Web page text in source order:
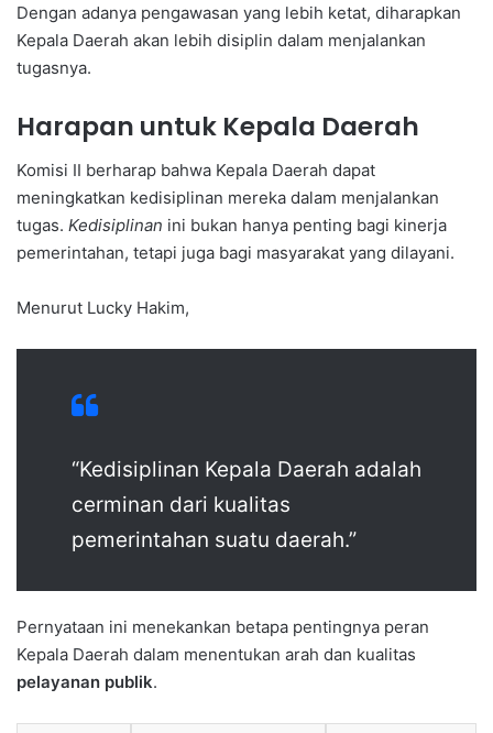
Dengan adanya pengawasan yang lebih ketat, diharapkan
Kepala Daerah akan lebih disiplin dalam menjalankan
tugasnya.
Harapan untuk Kepala Daerah
Komisi II berharap bahwa Kepala Daerah dapat
meningkatkan kedisiplinan mereka dalam menjalankan
tugas. Kedisiplinan ini bukan hanya penting bagi kinerja
pemerintahan, tetapi juga bagi masyarakat yang dilayani.
Menurut Lucky Hakim,
“Kedisiplinan Kepala Daerah adalah
cerminan dari kualitas
pemerintahan suatu daerah.”
Pernyataan ini menekankan betapa pentingnya peran
Kepala Daerah dalam menentukan arah dan kualitas
pelayanan publik.